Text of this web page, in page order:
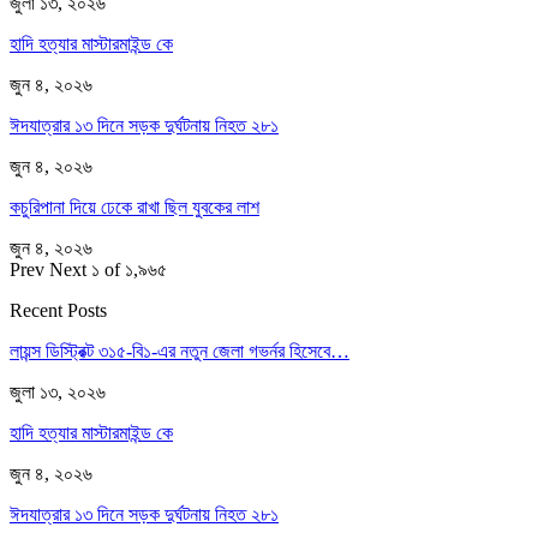
হাদি হত্যার মাস্টারমাইন্ড কে
জুন ৪, ২০২৬
ঈদযাত্রার ১৩ দিনে সড়ক দুর্ঘটনায় নিহত ২৮১
জুন ৪, ২০২৬
কচুরিপানা দিয়ে ঢেকে রাখা ছিল যুবকের লাশ
জুন ৪, ২০২৬
Prev Next ১ of ১,৯৬৫
Recent Posts
লায়ন্স ডিস্ট্রিক্ট ৩১৫-বি১-এর নতুন জেলা গভর্নর হিসেবে…
জুলা ১৩, ২০২৬
হাদি হত্যার মাস্টারমাইন্ড কে
জুন ৪, ২০২৬
ঈদযাত্রার ১৩ দিনে সড়ক দুর্ঘটনায় নিহত ২৮১